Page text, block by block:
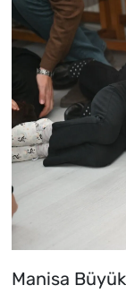
Manisa